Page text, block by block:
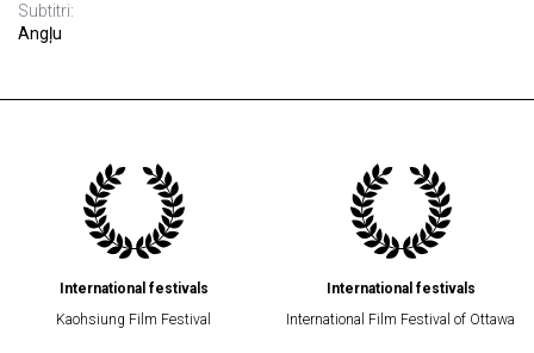
Subtitri:
Angļu
International festivals
Kaohsiung Film Festival
International festivals
International Film Festival of Ottawa